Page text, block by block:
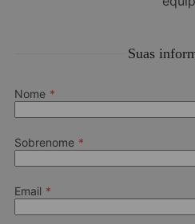
Suas
Nome
Sobrenome
Email